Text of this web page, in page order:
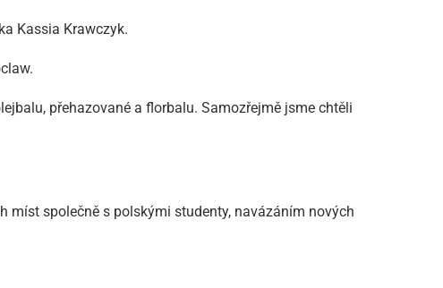
Kassia Krawczyk.
přehazované a florbalu. Samozřejmě jsme chtěli
společně s polskými studenty, navázáním nových